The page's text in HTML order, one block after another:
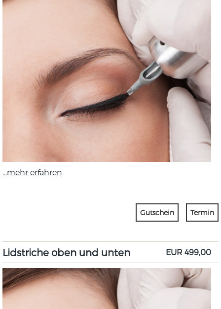
...mehr erfahren
Gutschein Termin
Lidstriche oben und unten EUR 499,00